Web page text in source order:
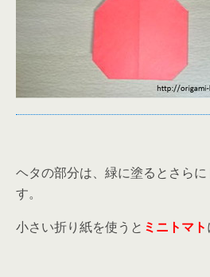
ヘタの部分は、緑に塗るとさら
す。
小さい折り紙を使うと ミニトマト